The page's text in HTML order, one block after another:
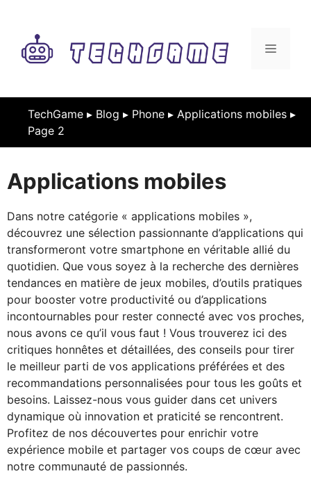
contenu
MENU
TechGame ▸ Blog ▸ Phone ▸ Applications mobiles ▸
Page 2
Applications mobiles
Dans notre catégorie « applications mobiles »,
découvrez une sélection passionnante d’applications qui
transformeront votre smartphone en véritable allié du
quotidien. Que vous soyez à la recherche des dernières
tendances en matière de jeux mobiles, d’outils pratiques
pour booster votre productivité ou d’applications
incontournables pour rester connecté avec vos proches,
nous avons ce qu’il vous faut ! Vous trouverez ici des
critiques honnêtes et détaillées, des conseils pour tirer
le meilleur parti de vos applications préférées et des
recommandations personnalisées pour tous les goûts et
besoins. Laissez-nous vous guider dans cet univers
dynamique où innovation et praticité se rencontrent.
Profitez de nos découvertes pour enrichir votre
expérience mobile et partager vos coups de cœur avec
notre communauté de passionnés.